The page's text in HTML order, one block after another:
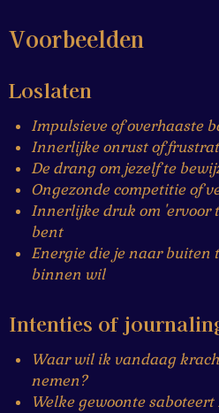
Voorbeelden
Loslaten
Impulsieve of overhaaste
Innerlijke onrust of
De drang om jezelf te
Ongezonde competitie of
Innerlijke druk om 'ervoor
bent
Energie die je naar buiten
binnen wil
Intenties of
Waar wil ik vandaag
nemen?
Welke gewoonte